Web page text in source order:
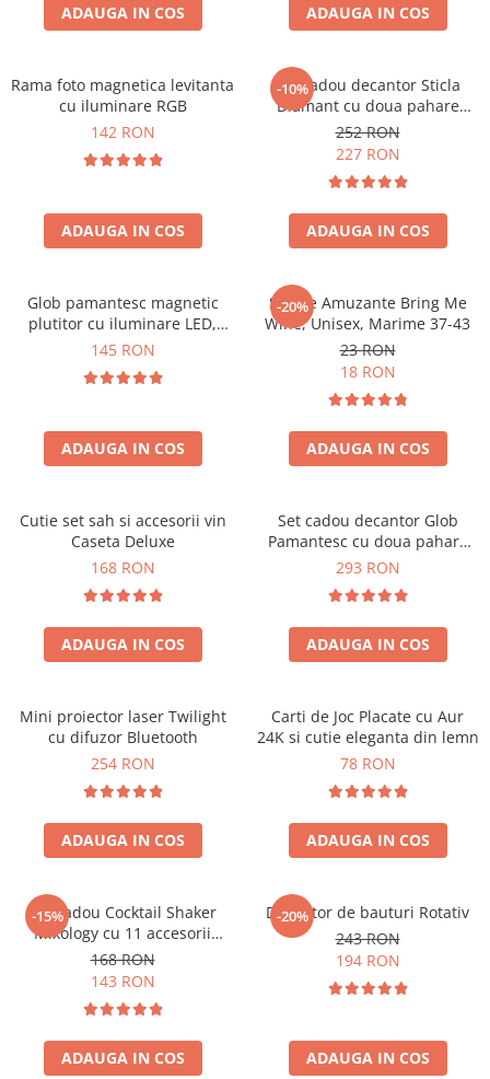
Cadouri Fete
Cadouri Haioase
Cadouri de Casa Noua
Cadouri Majorat
Cadouri pentru Bunici
Cadouri pentru Prieteni
Cel ce are tot
Cadouri Nunta si Cununie civila
Cani si Termosuri
Produse pentru Calatorie
Seturi de caligrafie
Cadouri Sfantul Alexandru
Cadouri Constantin si Elena
Cadouri Sfanta Maria
Cadouri Sfintii Mihail si Gavriil
ADAUGA IN COS ADAUGA IN COS
Rama foto magnetica levitanta
cu iluminare RGB
142 RON
ADAUGA IN COS
-10%
Set cadou decantor Sticla
Diamant cu doua pahare
Deluxe
252 RON
227 RON
ADAUGA IN COS
Glob pamantesc magnetic
plutitor cu iluminare LED,
Forma C
145 RON
ADAUGA IN COS
-20%
Sosete Amuzante Bring Me
Wine, Unisex, Marime 37-43
23 RON
18 RON
ADAUGA IN COS
Cutie set sah si accesorii vin
Caseta Deluxe
168 RON
ADAUGA IN COS
Set cadou decantor Glob
Pamantesc cu doua pahare
Deluxe
293 RON
ADAUGA IN COS
Mini proiector laser Twilight
cu difuzor Bluetooth
254 RON
ADAUGA IN COS
Carti de Joc Placate cu Aur
24K si cutie eleganta din lemn
78 RON
ADAUGA IN COS
-15%
Set cadou Cocktail Shaker
Mixology cu 11 accesorii
750ml Argintiu
168 RON
143 RON
ADAUGA IN COS
-20%
Decantor de bauturi Rotativ
243 RON
194 RON
ADAUGA IN COS